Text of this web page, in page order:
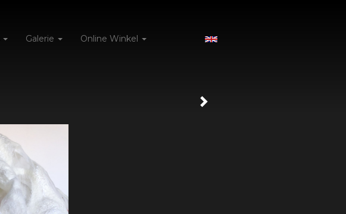
Galerie Online Winkel